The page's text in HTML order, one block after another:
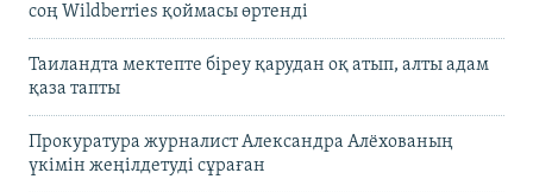
соң Wildberries қоймасы өртенді
Таиландта мектепте біреу қарудан оқ атып, алты адам
қаза тапты
Прокуратура журналист Александра Алёхованың
үкімін жеңілдетуді сұраған